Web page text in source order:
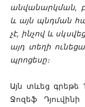
անվանարկման,
և այն պնդման
չէ, ինչով և
այդ տեղի
պրոցեսը։
Այն տևեց գրեթե
Ջոզեֆ